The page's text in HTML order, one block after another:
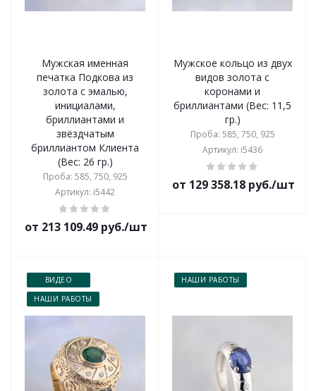
Мужская именная
печатка Подкова из
золота с эмалью,
инициалами,
бриллиантами и
звёздчатым
бриллиантом Клиента
(Вес: 26 гр.)
Проба: 585, 750, 925
Артикул: i5442
от 213 109.49 руб./шт
Мужское кольцо из двух
видов золота с
коронами и
бриллиантами (Вес: 11,5
гр.)
Проба: 585, 750, 925
Артикул: i5436
от 129 358.18 руб./шт
ВИДЕО
НАШИ РАБОТЫ
НАШИ РАБОТЫ